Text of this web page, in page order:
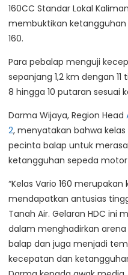
160CC Standar Lokal
membuktikan ketangguhan
160.
Para pebalap menguji
sepanjang 1,2 km dengan
8 hingga 10 putaran sesuai
Darma Wijaya, Region Head
2, menyatakan bahwa
pecinta balap untuk
ketangguhan sepeda motor
“Kelas Vario 160
mendapatkan antusias
Tanah Air. Gelaran HDC ini
dalam menghadirkan
balap dan juga menjadi
kecepatan dan